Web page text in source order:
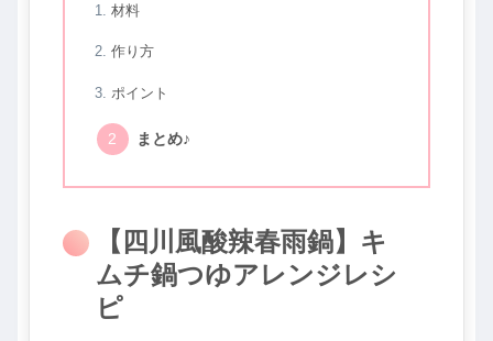
材料
作り方
ポイント
まとめ♪
【四川風酸辣春雨鍋】キ
ムチ鍋つゆアレンジレシ
ピ